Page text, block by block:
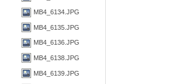
MB4_6134.JPG
MB4_6135.JPG
MB4_6136.JPG
MB4_6138.JPG
MB4_6139.JPG